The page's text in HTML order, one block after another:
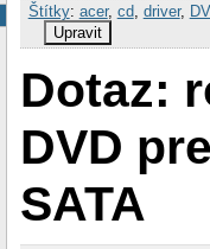
Štítky: acer, cd, driver,
Upravit
Dotaz:
DVD
SATA